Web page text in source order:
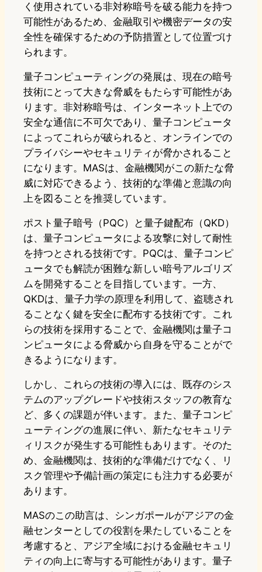
く使用されている非対称暗号を破る能力を持つ
可能性があるため、金融取引や機密データの安
全性を確保するための予防措置として位置づけ
られます。
量子コンピューティングの発展は、現在の暗号
技術にとって大きな脅威をもたらす可能性があ
ります。非対称暗号は、インターネット上での
安全な通信に不可欠であり、量子コンピュータ
によってこれらが破られると、オンラインでの
プライバシーやセキュリティが脅かされること
になります。MASは、金融機関がこの新たな脅
威に対応できるよう、技術的な準備と意識の向
上を図ることを推奨しています。
ポスト量子暗号（PQC）と量子鍵配布（QKD）
は、量子コンピュータによる攻撃に対して耐性
を持つとされる技術です。PQCは、量子コンピ
ュータでも解読が困難な新しい暗号アルゴリズ
ムを開発することを目指しています。一方、
QKDは、量子力学の原理を利用して、盗聴され
ることなく鍵を安全に配布する技術です。これ
らの技術を採用することで、金融機関は量子コ
ンピュータによる脅威から自身を守ることがで
きるようになります。
しかし、これらの技術の導入には、既存のシス
テムのアップグレードや技術スタッフの教育な
ど、多くの課題が伴います。また、量子コンピ
ューティングの進展に伴い、新たなセキュリテ
ィリスクが発生する可能性もあります。そのた
め、金融機関は、技術的な準備だけでなく、リ
スク管理や予備計画の策定にも注力する必要が
あります。
MASのこの助言は、シンガポールがアジアの金
融センターとしての役割を果たしていることを
考慮すると、アジア全域における金融セキュリ
ティの向上に寄与する可能性があります。量子